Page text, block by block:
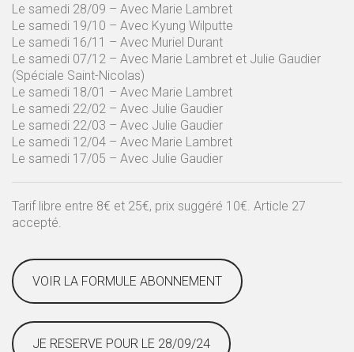
Le samedi 28/09 – Avec Marie Lambret
Le samedi 19/10 – Avec Kyung Wilputte
Le samedi 16/11 – Avec Muriel Durant
Le samedi 07/12 – Avec Marie Lambret et Julie Gaudier
(Spéciale Saint-Nicolas)
Le samedi 18/01 – Avec Marie Lambret
Le samedi 22/02 – Avec Julie Gaudier
Le samedi 22/03 – Avec Julie Gaudier
Le samedi 12/04 – Avec Marie Lambret
Le samedi 17/05 – Avec Julie Gaudier
Tarif libre entre 8€ et 25€, prix suggéré 10€. Article 27
accepté.
VOIR LA FORMULE ABONNEMENT
JE RESERVE POUR LE 28/09/24